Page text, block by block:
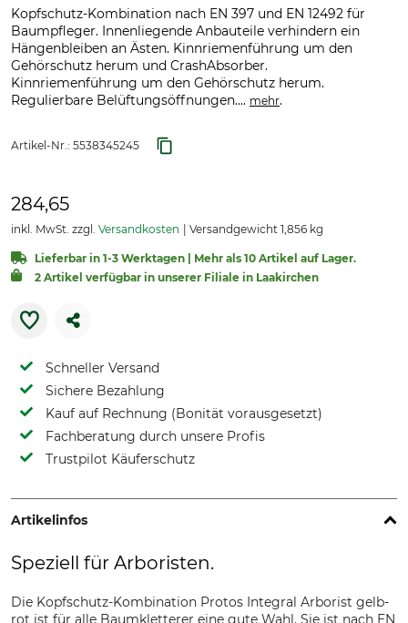
Kopfschutz-Kombination nach EN 397 und EN 12492 für
Baumpfleger. Innenliegende Anbauteile verhindern ein
Hängenbleiben an Ästen. Kinnriemenführung um den
Gehörschutz herum und CrashAbsorber.
Kinnriemenführung um den Gehörschutz herum.
Regulierbare Belüftungsöffnungen.... mehr.
Artikel-Nr.: 5538345245
284,65
inkl. MwSt. zzgl. Versandkosten Versandgewicht 1,856 kg
Lieferbar in 1-3 Werktagen | Mehr als 10 Artikel auf Lager.
2 Artikel verfügbar in unserer Filiale in Laakirchen
Schneller Versand
Sichere Bezahlung
Kauf auf Rechnung (Bonität vorausgesetzt)
Fachberatung durch unsere Profis
Trustpilot Käuferschutz
Artikelinfos
Speziell für Arboristen.
Die Kopfschutz-Kombination Protos Integral Arborist gelb-
rot ist für alle Baumkletterer eine gute Wahl. Sie ist nach EN